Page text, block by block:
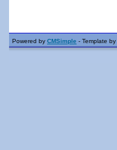
Powered by CMSimple - Template by